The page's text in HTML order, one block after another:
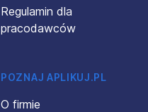
Regulamin dla
pracodawców
POZNAJ APLIKUJ.PL
O firmie